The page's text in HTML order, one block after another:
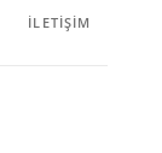
İLETİŞİM